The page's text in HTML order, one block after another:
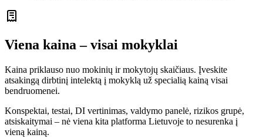
Viena kaina – visai mokyklai
Kaina priklauso nuo mokinių ir mokytojų skaičiaus. Įveskite
atsakingą dirbtinį intelektą į mokyklą už specialią kainą visai
bendruomenei.
Konspektai, testai, DI vertinimas, valdymo panelė, rizikos grupė,
atsiskaitymai – nė viena kita platforma Lietuvoje to nesurenka į
vieną kainą.